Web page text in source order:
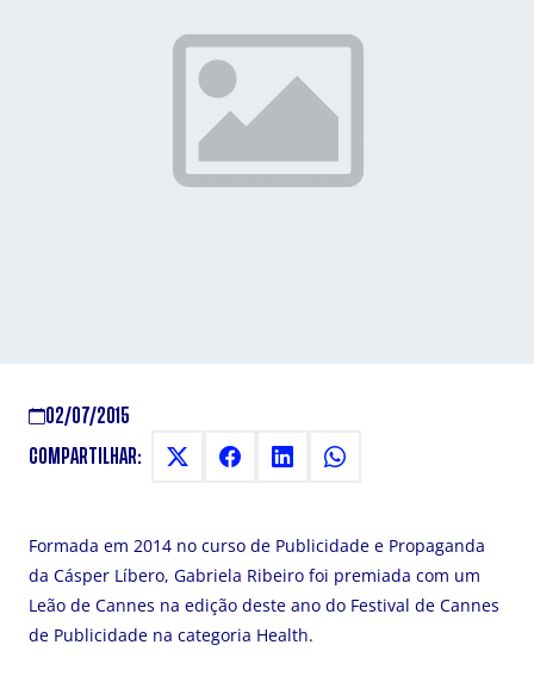
CASPERIANA GANHA LEÃO DE
02/07/2015
COMPARTILHAR:
Formada em 2014 no curso de Publicidade e Propaganda
da Cásper Líbero, Gabriela Ribeiro foi premiada com um
Leão de Cannes na edição deste ano do Festival de Cannes
de Publicidade na categoria Health.